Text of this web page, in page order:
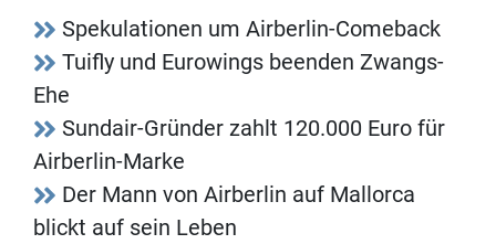
Spekulationen um Airberlin-Comeback
Tuifly und Eurowings beenden Zwangs-
Ehe
Sundair-Gründer zahlt 120.000 Euro für
Airberlin-Marke
Der Mann von Airberlin auf Mallorca
blickt auf sein Leben